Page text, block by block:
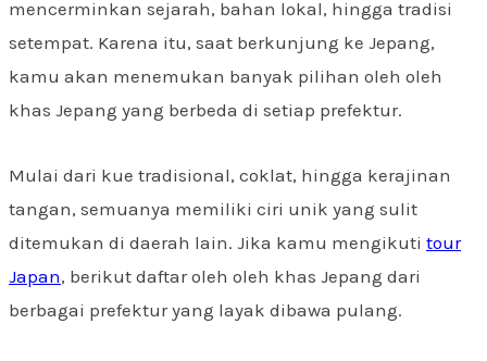
mencerminkan sejarah, bahan lokal, hingga tradisi
setempat. Karena itu, saat berkunjung ke Jepang,
kamu akan menemukan banyak pilihan oleh oleh
khas Jepang yang berbeda di setiap prefektur.
Mulai dari kue tradisional, coklat, hingga kerajinan
tangan, semuanya memiliki ciri unik yang sulit
ditemukan di daerah lain. Jika kamu mengikuti tour
Japan, berikut daftar oleh oleh khas Jepang dari
berbagai prefektur yang layak dibawa pulang.